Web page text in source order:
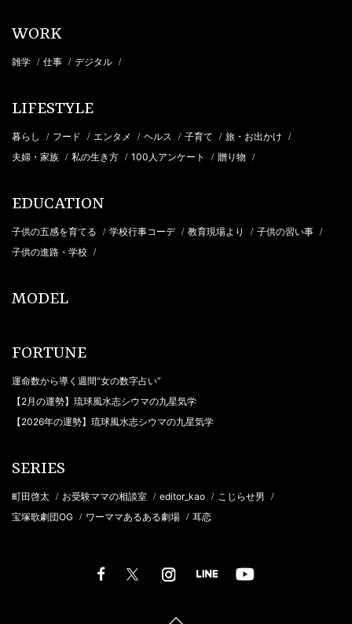
WORK
雑学 / 仕事 / デジタル /
LIFESTYLE
暮らし / フード / エンタメ / ヘルス / 子育て / 旅・お出かけ /
夫婦・家族 / 私の生き方 / 100人アンケート / 贈り物 /
EDUCATION
子供の五感を育てる / 学校行事コーデ / 教育現場より / 子供の習い事 /
子供の進路・学校 /
MODEL
FORTUNE
運命数から導く週間“女の数字占い”
【2月の運勢】琉球風水志シウマの九星気学
【2026年の運勢】琉球風水志シウマの九星気学
SERIES
町田啓太 / お受験ママの相談室 / editor_kao / こじらせ男 /
宝塚歌劇団OG / ワーママあるある劇場 / 耳恋